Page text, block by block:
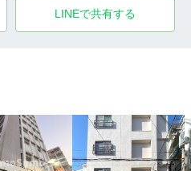
LINEで共有する